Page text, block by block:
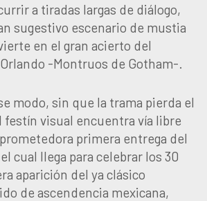
a tiradas largas de diálogo,
sugestivo escenario de mustia
en el gran acierto del
-Montruos de Gotham-.
modo, sin que la trama pierda el
visual encuentra vía libre
primera entrega del
cual llega para celebrar los 30
aparición del ya clásico
de ascendencia mexicana,